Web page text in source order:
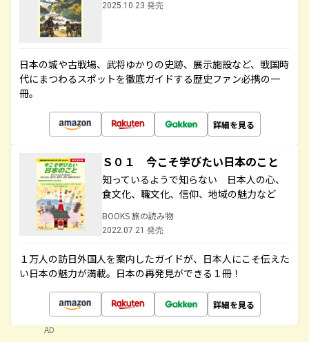
2025.10.23 発売
日本の城や古戦場、武将ゆかりの史跡、展示施設など、戦国時
代にまつわるスポットを徹底ガイドする歴史ファン必携の一
冊。
詳細を見る
Ｓ０１ 今こそ学びたい日本のこと
知っているようで知らない 日本人の心、
食文化、職文化、信仰、地域の魅力など
BOOKS 旅の読み物
2022.07.21 発売
１万人の訪日外国人を案内したガイドが、日本人にこそ伝えた
い日本の魅力が満載。日本の再発見ができる１冊！
詳細を見る
AD